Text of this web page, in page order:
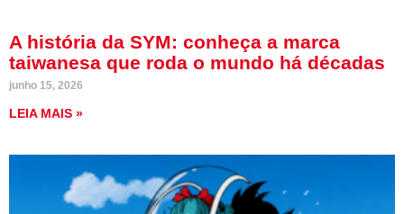
A história da SYM: conheça a marca
taiwanesa que roda o mundo há décadas
junho 15, 2026
LEIA MAIS »